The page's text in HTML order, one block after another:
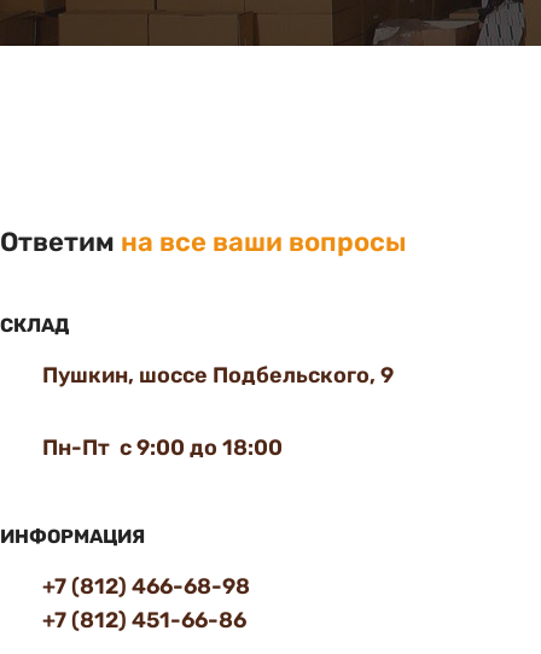
Ответим на все ваши вопросы
СКЛАД
Пушкин, шоссе Подбельского, 9
Пн-Пт с 9:00 до 18:00
ИНФОРМАЦИЯ
+7 (812) 466-68-98
+7 (812) 451-66-86